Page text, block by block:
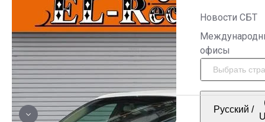
Новости СБТ
офисы
Русский /